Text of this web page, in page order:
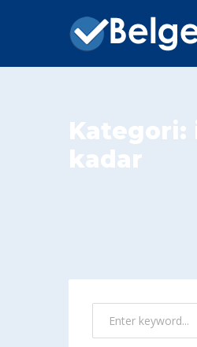
Kategori:
kadar